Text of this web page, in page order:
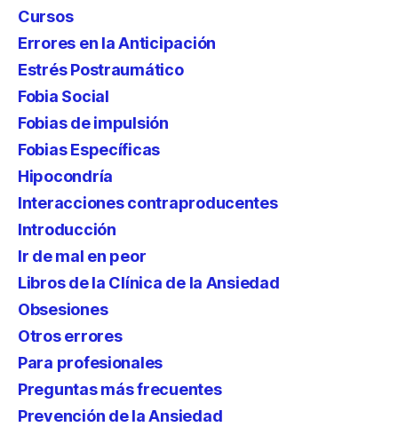
Cursos
Errores en la Anticipación
Estrés Postraumático
Fobia Social
Fobias de impulsión
Fobias Específicas
Hipocondría
Interacciones contraproducentes
Introducción
Ir de mal en peor
Libros de la Clínica de la Ansiedad
Obsesiones
Otros errores
Para profesionales
Preguntas más frecuentes
Prevención de la Ansiedad